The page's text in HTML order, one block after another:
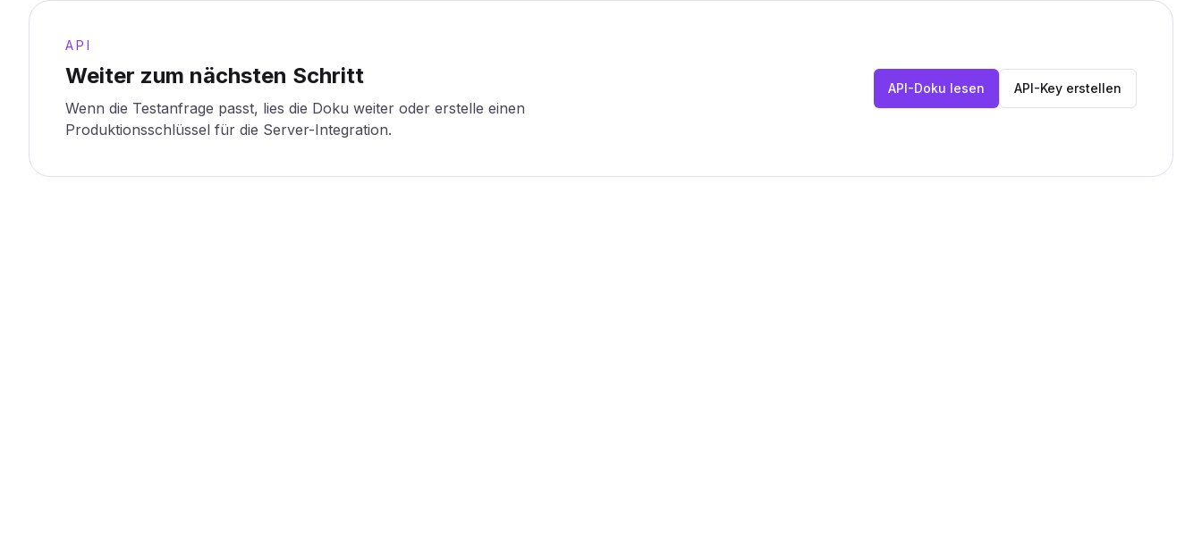
API
Weiter zum nächsten Schritt
Wenn die Testanfrage passt, lies die Doku weiter oder erstelle einen
Produktionsschlüssel für die Server-Integration.
API-Doku lesen API-Key erstellen